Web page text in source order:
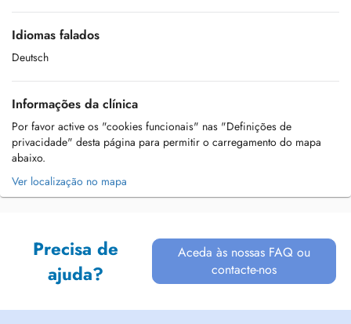
Idiomas falados
Deutsch
Informações da clínica
Por favor active os "cookies funcionais" nas "Definições de
privacidade" desta página para permitir o carregamento do mapa
abaixo.
Ver localização no mapa
Precisa de
ajuda?
Aceda às nossas FAQ ou
contacte-nos